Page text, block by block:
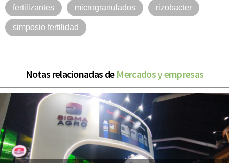
fertilizantes microgranulados rizobacter
simposio fertilidad
Notas relacionadas deMercados y empresas